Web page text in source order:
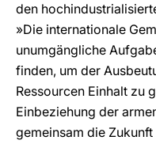
den
»Die internationale
unumgängliche
finden, um der
Ressourcen Einhalt zu
Einbeziehung der
gemeinsam die